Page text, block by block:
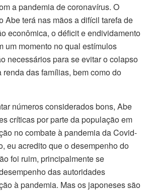
a pandemia de coronavírus. O
Abe terá nas mãos a difícil tarefa de
econômica, o déficit e endividamento
um momento no qual estímulos
necessários para se evitar o colapso
renda das famílias, bem como do
números considerados bons, Abe
críticas por parte da população em
no combate à pandemia da Covid-
eu acredito que o desempenho do
foi ruim, principalmente se
das autoridades
à pandemia. Mas os japoneses são